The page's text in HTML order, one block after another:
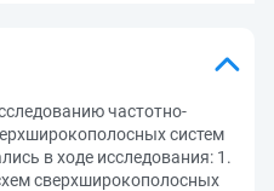
частотно-
систем
в ходе исследования: 1.
сверхширокополосных